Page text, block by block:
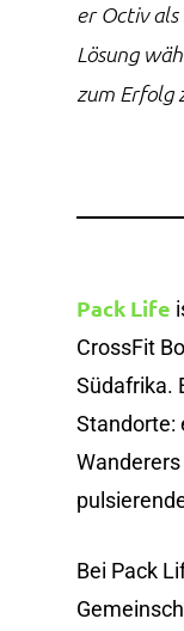
er Octiv
Lösung
zum Erfolg
Pack Life
CrossFit
Südafrika.
Standorte:
Bei Pack